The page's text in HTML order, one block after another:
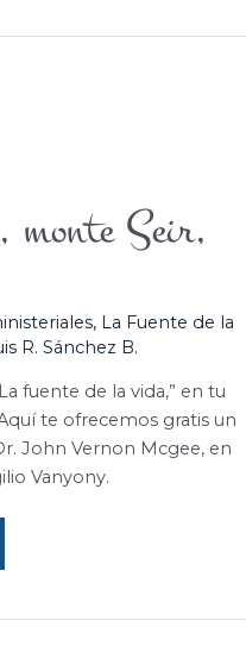
monte Seir,
, La Fuente de la
R. Sánchez B.
fuente de la vida,” en tu
te ofrecemos gratis un
John Vernon Mcgee, en
Vanyony.